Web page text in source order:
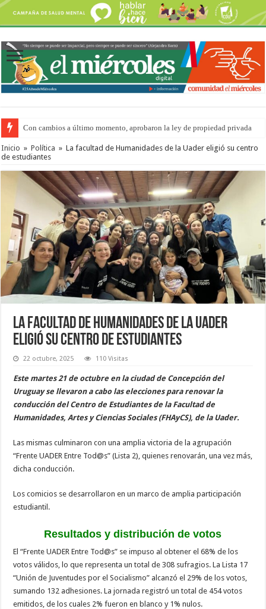
Con cambios a último momento, aprobaron la ley de propiedad privada
Inicio » Política » La facultad de Humanidades de la Uader eligió su centro
de estudiantes
La facultad de Humanidades de la Uader
eligió su centro de estudiantes
22 octubre, 2025 110 Visitas
Este martes 21 de octubre en la ciudad de Concepción del
Uruguay se llevaron a cabo las elecciones para renovar la
conducción del Centro de Estudiantes de la Facultad de
Humanidades, Artes y Ciencias Sociales (FHAyCS), de la Uader.
Las mismas culminaron con una amplia victoria de la agrupación
“Frente UADER Entre Tod@s” (Lista 2), quienes renovarán, una vez más,
dicha conducción.
Los comicios se desarrollaron en un marco de amplia participación
estudiantil.
Resultados y distribución de votos
El “Frente UADER Entre Tod@s” se impuso al obtener el 68% de los
votos válidos, lo que representa un total de 308 sufragios. La Lista 17
“Unión de Juventudes por el Socialismo” alcanzó el 29% de los votos,
sumando 132 adhesiones. La jornada registró un total de 454 votos
emitidos, de los cuales 2% fueron en blanco y 1% nulos.